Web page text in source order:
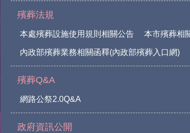
殯葬法規
本處殯葬設施使用規則相關公告 本市殯葬相
內政部殯葬業務相關函釋(內政部殯葬入口網)
殯葬Q&A
網路公祭2.0Q&A
政府資訊公開